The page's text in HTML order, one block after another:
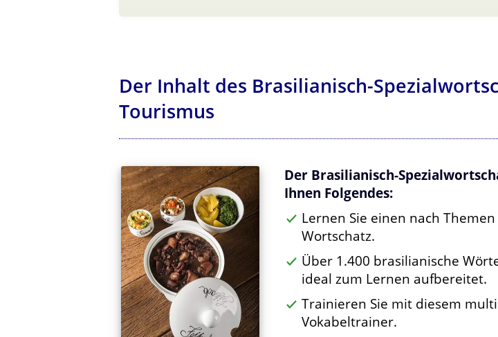
Der Inhalt des Brasilianisch-
Tourismus
Der Brasilianisch-
Ihnen Folgendes:
Lernen Sie einen nach
Wortschatz.
Über 1.400 brasilianische
ideal zum Lernen aufbereitet.
Trainieren Sie mit diesem
Vokabeltrainer.